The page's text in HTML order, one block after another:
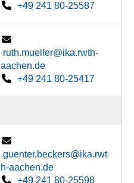
+49 241 80-25587
ruth.mueller@ika.rwth-
aachen.de
+49 241 80-25417
guenter.beckers@ika.rwt
h-aachen.de
+49 241 80-25598